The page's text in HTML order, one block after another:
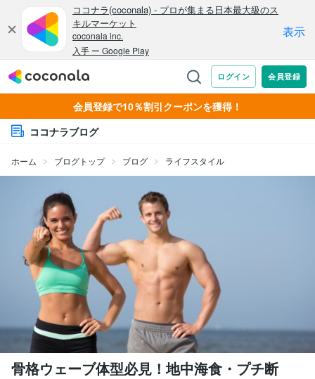
会員登録で10％割引クーポンを獲得！
ココナラブログ
ホーム ブログトップ ブログ ライフスタイル
骨格ウェーブ体型必見！地中海食・プチ断